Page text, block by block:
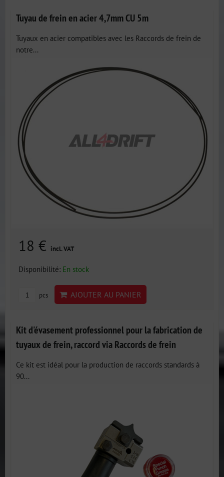
Tuyau de frein en acier 4,7mm CU 5m
Tuyaux en acier compatibles avec les Raccords de frein de
notre...
18 € incl. VAT
Disponibilité: En stock
pcs AJOUTER AU PANIER
Kit d'évasement professionnel pour la fabrication de
tuyaux de frein, raccord via Raccords de frein
Ce kit est idéal pour la production de raccords standards à
90...